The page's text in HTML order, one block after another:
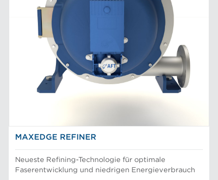
MAXEDGE REFINER
Neueste Refining-Technologie für optimale
Faserentwicklung und niedrigen Energieverbrauch